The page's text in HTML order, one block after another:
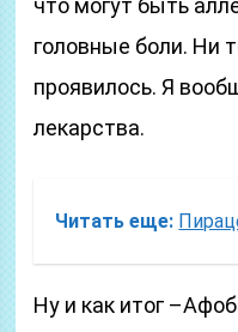
что могут быть
головные боли. Ни
проявилось. Я
лекарства.
Читать еще:
Ну и как итог